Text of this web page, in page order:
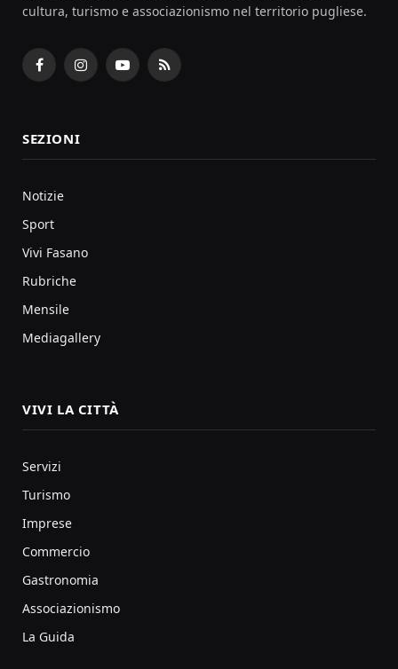
cultura, turismo e associazionismo nel territorio pugliese.
FacebookInstagramYouTubeRSS
SEZIONI
Notizie
Sport
Vivi Fasano
Rubriche
Mensile
Mediagallery
VIVI LA CITTÀ
Servizi
Turismo
Imprese
Commercio
Gastronomia
Associazionismo
La Guida